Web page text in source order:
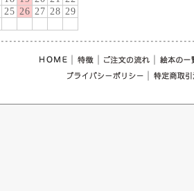
25 26 27 28 29